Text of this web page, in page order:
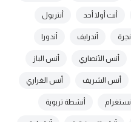
أنت أولا أحد أنتربول
أنجرة أندرايف أندورا
أنس الأنصاري أنس الباز
أنس الشريف أنس الغراري
أنستغرام أنشطة تربوية